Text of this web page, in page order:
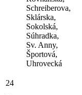
Schreiberova,
Sklárska,
Sokolská,
Súhradka,
Sv. Anny,
Športová,
Uhrovecká
24